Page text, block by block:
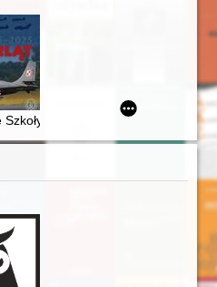
Orląt 1925-2025